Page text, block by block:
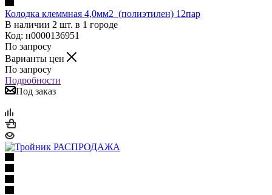
Колодка клеммная 4,0мм2 (полиэтилен) 12пар
В наличии 2 шт. в 1 городе
Код: н0000136951
По запросу
Варианты цен
По запросу
Подробности
Под заказ